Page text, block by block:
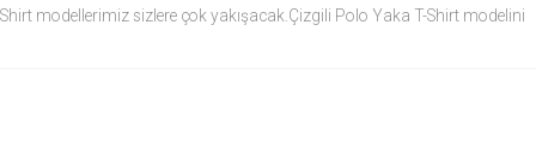
Shirt modellerimiz sizlere çok yakışacak.Çizgili Polo Yaka T-Shirt modelini